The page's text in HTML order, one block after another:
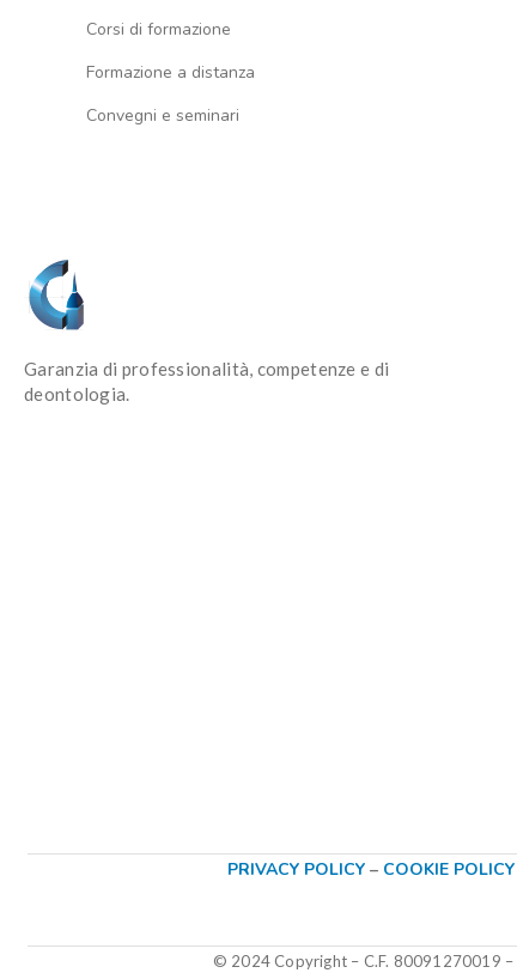
Corsi di formazione
Formazione a distanza
Convegni e seminari
Garanzia di professionalità, competenze e di
deontologia.
PRIVACY POLICY– COOKIE POLICY
© 2024 Copyright – C.F. 80091270019 –